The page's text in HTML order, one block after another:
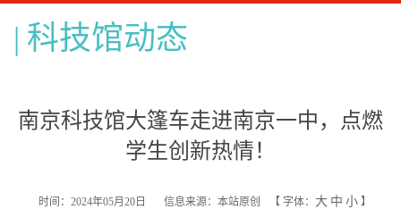
科技馆动态
南京科技馆大篷车走进南京一中，点燃
学生创新热情！
时间：2024年05月20日 信息来源：本站原创 【 字体： 大 中 小 】